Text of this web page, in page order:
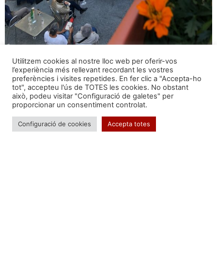
Segueix-nos a:
Utilitzem cookies al nostre lloc web per oferir-vos
l’experiència més rellevant recordant les vostres
preferències i visites repetides. En fer clic a "Accepta-ho
tot", accepteu l'ús de TOTES les cookies. No obstant
això, podeu visitar "Configuració de galetes" per
proporcionar un consentiment controlat.
Configuració de cookies Accepta totes